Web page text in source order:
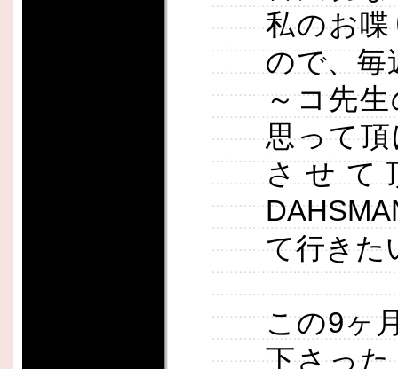
私のお
ので、毎
～コ先
思って
させて
て行きた
この9ヶ
下さっ